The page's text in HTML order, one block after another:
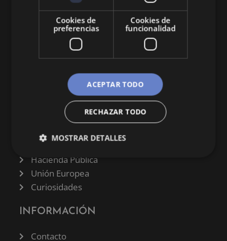
economía y empresa.
CATEGORÍAS
Negocios
Derecho
Historia
Hacienda Pública
Unión Europea
Curiosidades
INFORMACIÓN
Contacto
Cookies de
preferencias
Cookies de
funcionalidad
ACEPTAR TODO
RECHAZAR TODO
MOSTRAR DETALLES